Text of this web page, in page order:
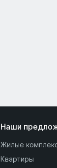
Наши
Жилые
Квартиры